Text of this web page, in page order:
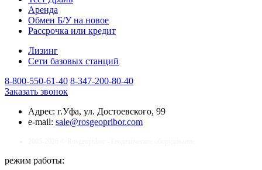
Аренда
Обмен Б/У на новое
Рассрочка или кредит
Лизинг
Сети базовых станций
8-800-550-61-40 8-347-200-80-40
Заказать звонок
Адрес: г.Уфа, ул. Достоевского, 99
e-mail: sale@rosgeopribor.com
режим работы: